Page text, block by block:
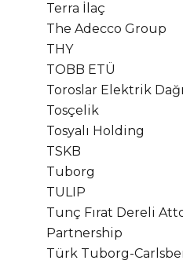
Terra İlaç
The Adecco Group
THY
TOBB ETÜ
Toroslar Elektrik
Tosçelik
Tosyalı Holding
TSKB
Tuborg
TULIP
Tunç Fırat Dereli
Partnership
Türk Tuborg-